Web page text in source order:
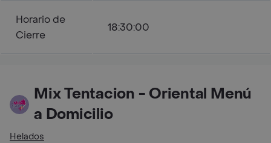
Horario de
Cierre
18:30:00
Mix Tentacion - Oriental Menú
a Domicilio
Helados